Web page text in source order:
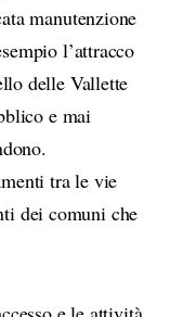
manutenzione
l’attracco
delle Vallette
e mai
tra le vie
dei comuni che